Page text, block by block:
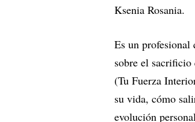
Ksenia Rosania.
Es un profesional
sobre el
(Tu Fuerza
su vida, cómo
evolución